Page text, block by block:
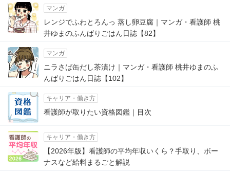
マンガ
レンジでふわとろんっ 蒸し卵豆腐｜マンガ・看護師 桃
井ゆまのふんばりごはん日誌【82】
マンガ
ニラさば缶だし茶漬け｜マンガ・看護師 桃井ゆまのふ
んばりごはん日誌【102】
キャリア・働き方
看護師が取りたい資格図鑑｜目次
キャリア・働き方
【2026年版】看護師の平均年収いくら？手取り、ボー
ナスなど給料まるごと解説